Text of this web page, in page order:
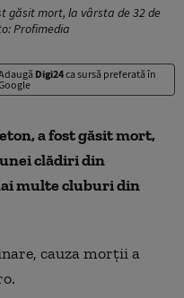
găsit mort, la vârsta de 32 de
Profimedia
Digi24ca sursă preferată în
a fost găsit mort,
clădiri din
multe cluburi din
cauza morţii a